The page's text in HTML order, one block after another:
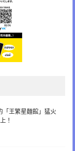
「王繁星麵館」猛火
！